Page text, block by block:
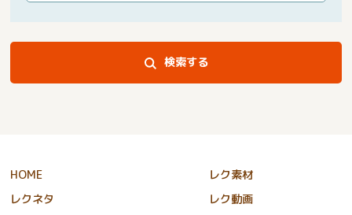
検索する
HOME
レク素材
レクネタ
レク動画